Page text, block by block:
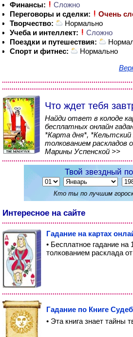
Финансы:
Сложно
Переговоры и сделки:
Очень
Творчество:
Нормально
Учеба и интеллект:
Сложно
Поездки и путешествия:
Спорт и фитнес:
Нормально
Что ждет тебя
Найди ответ в колоде
бесплатных онлайн
*Карта дня*,
толкованием
Марины Успенской >>
Твой звездный
Кто ты по лучшим
Интересное на сайте
Гадание на картах
• Бесплатное гадание на
толкованием расклада
Гадание по Книге Судеб
• Эта книга знает тайны